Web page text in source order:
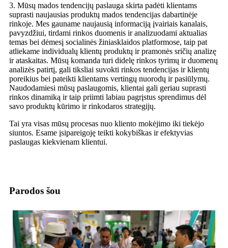
3. Mūsų mados tendencijų paslauga skirta padėti klientams
suprasti naujausias produktų mados tendencijas dabartinėje
rinkoje. Mes gauname naujausią informaciją įvairiais kanalais,
pavyzdžiui, tirdami rinkos duomenis ir analizuodami aktualias
temas bei dėmesį socialinės žiniasklaidos platformose, taip pat
atliekame individualų klientų produktų ir pramonės sričių analizę
ir ataskaitas. Mūsų komanda turi didelę rinkos tyrimų ir duomenų
analizės patirtį, gali tiksliai suvokti rinkos tendencijas ir klientų
poreikius bei pateikti klientams vertingų nuorodų ir pasiūlymų.
Naudodamiesi mūsų paslaugomis, klientai gali geriau suprasti
rinkos dinamiką ir taip priimti labiau pagrįstus sprendimus dėl
savo produktų kūrimo ir rinkodaros strategijų.
Tai yra visas mūsų procesas nuo kliento mokėjimo iki tiekėjo
siuntos. Esame įsipareigoję teikti kokybiškas ir efektyvias
paslaugas kiekvienam klientui.
Parodos šou